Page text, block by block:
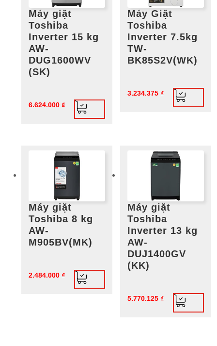
Máy giặt
Toshiba
Inverter 15 kg
AW-
DUG1600WV
(SK)
6.624.000 ₫
Máy Giặt
Toshiba
Inverter 7.5kg
TW-
BK85S2V(WK)
3.234.375 ₫
Máy giặt
Toshiba 8 kg
AW-
M905BV(MK)
2.484.000 ₫
Máy giặt
Toshiba
Inverter 13 kg
AW-
DUJ1400GV
(KK)
5.770.125 ₫